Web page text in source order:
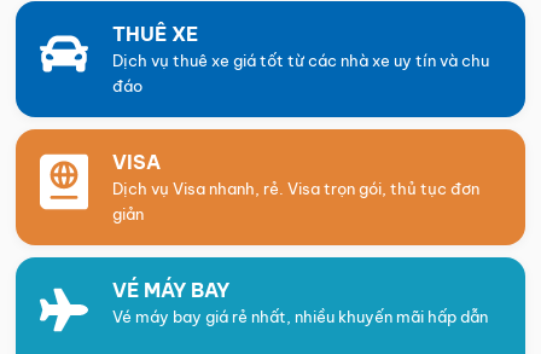
THUÊ XE
Dịch vụ thuê xe giá tốt từ các nhà xe uy tín và chu
đáo
VISA
Dịch vụ Visa nhanh, rẻ. Visa trọn gói, thủ tục đơn
giản
VÉ MÁY BAY
Vé máy bay giá rẻ nhất, nhiều khuyến mãi hấp dẫn